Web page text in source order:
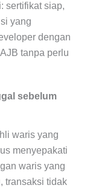
sertifikat siap,
yang
dengan
tanpa perlu
sebelum
waris yang
menyepakati
waris yang
transaksi tidak